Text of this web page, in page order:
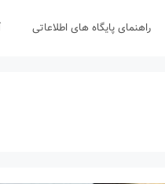
راهنمای پایگاه های اطلاعاتی